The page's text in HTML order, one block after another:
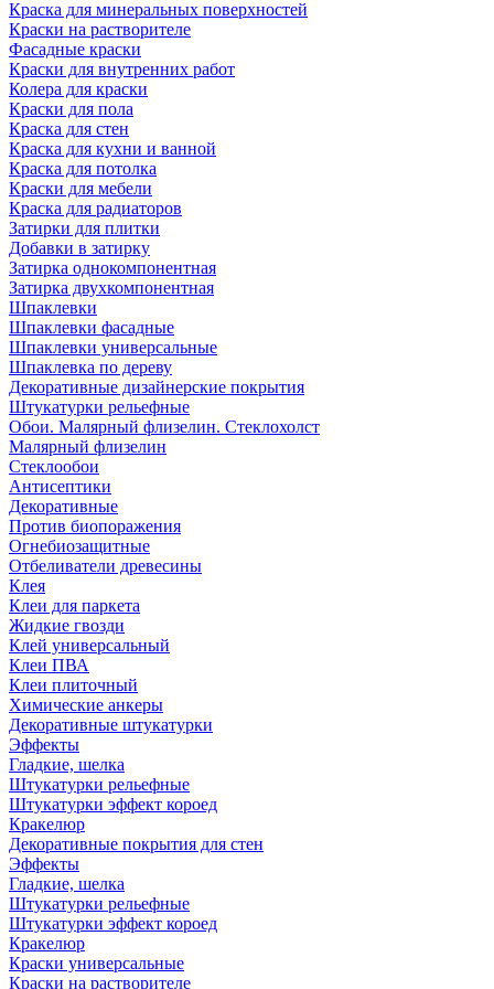
Краска для минеральных поверхностей
Краски на растворителе
Фасадные краски
Краски для внутренних работ
Колера для краски
Краски для пола
Краска для стен
Краска для кухни и ванной
Краска для потолка
Краски для мебели
Краска для радиаторов
Затирки для плитки
Добавки в затирку
Затирка однокомпонентная
Затирка двухкомпонентная
Шпаклевки
Шпаклевки фасадные
Шпаклевки универсальные
Шпаклевка по дереву
Декоративные дизайнерские покрытия
Штукатурки рельефные
Обои. Малярный флизелин. Стеклохолст
Малярный флизелин
Стеклообои
Антисептики
Декоративные
Против биопоражения
Огнебиозащитные
Отбеливатели древесины
Клея
Клеи для паркета
Жидкие гвозди
Клей универсальный
Клеи ПВА
Клеи плиточный
Химические анкеры
Декоративные штукатурки
Эффекты
Гладкие, шелка
Штукатурки рельефные
Штукатурки эффект короед
Кракелюр
Декоративные покрытия для стен
Эффекты
Гладкие, шелка
Штукатурки рельефные
Штукатурки эффект короед
Кракелюр
Краски универсальные
Краски на растворителе